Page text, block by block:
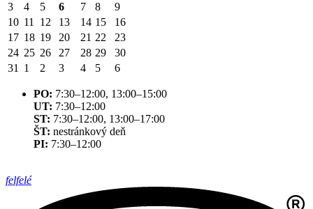
3
4 5 6 7 8
9
10 11 12 13 14 15
16
17 18 19 20 21 22
23
24 25 26 27 28 29
30
31 1 2 3 4 5 6
PO: 7:30–12:00, 13:00–15:00
UT: 7:30–12:00
ST: 7:30–12:00, 13:00–17:00
ŠT: nestránkový deň
PI: 7:30–12:00
felfelé